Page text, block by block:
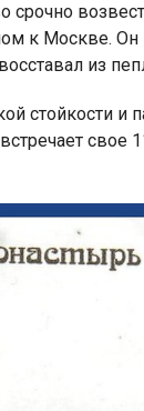
срочно
к Москве.
из
стойкости и